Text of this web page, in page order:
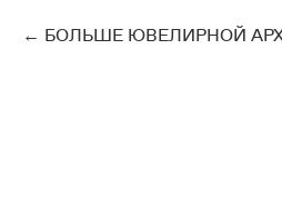
БОЛЬШЕ ЮВЕЛИРНОЙ